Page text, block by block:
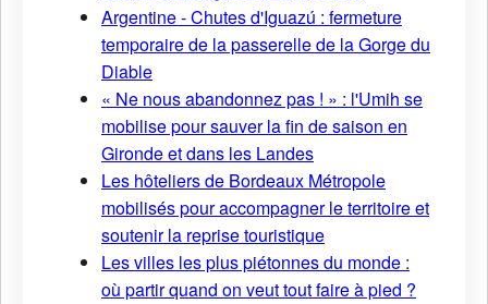
Argentine - Chutes d'Iguazú : fermeture
temporaire de la passerelle de la Gorge du
Diable
« Ne nous abandonnez pas ! » : l'Umih se
mobilise pour sauver la fin de saison en
Gironde et dans les Landes
Les hôteliers de Bordeaux Métropole
mobilisés pour accompagner le territoire et
soutenir la reprise touristique
Les villes les plus piétonnes du monde :
où partir quand on veut tout faire à pied ?